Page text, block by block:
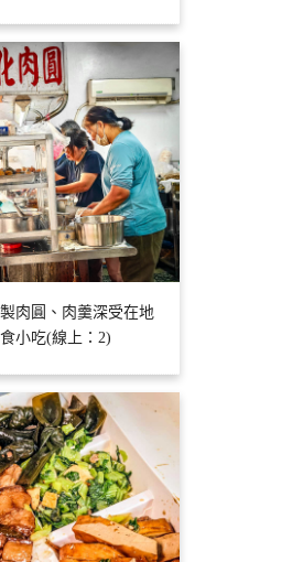
肉圓、肉羹深受在地
小吃(線上：2)